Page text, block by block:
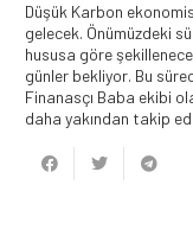
Düşük Karbon
gelecek. Önümüzdeki
hususa göre
günler bekliyor. Bu
Finanasçı Baba ekibi
daha yakından takip